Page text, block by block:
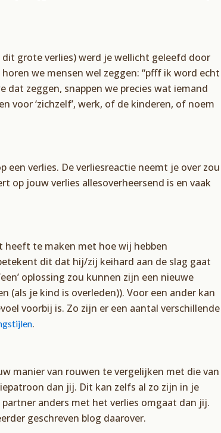
grote verlies) werd je wellicht geleefd door
we mensen wel zeggen: “pfff ik word echt
dat zeggen, snappen we precies wat iemand
voor ‘zichzelf’, werk, of de kinderen, of noem
een verlies. De verliesreactie neemt je over zou
op jouw verlies allesoverheersend is en vaak
heeft te maken met hoe wij hebben
dit dat hij/zij keihard aan de slag gaat
oplossing zou kunnen zijn een nieuwe
(als je kind is overleden)). Voor een ander kan
voorbij is. Zo zijn er een aantal verschillende
.
manier van rouwen te vergelijken met die van
dan jij. Dit kan zelfs al zo zijn in je
anders met het verlies omgaat dan jij.
geschreven blog daarover.